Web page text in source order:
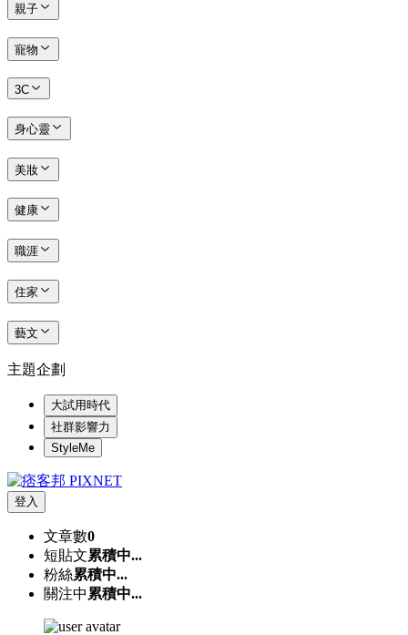
親子
寵物
3C
身心靈
美妝
健康
職涯
住家
藝文
主題企劃
大試用時代
社群影響力
StyleMe
登入
文章數0
短貼文累積中...
粉絲累積中...
關注中 累積中...